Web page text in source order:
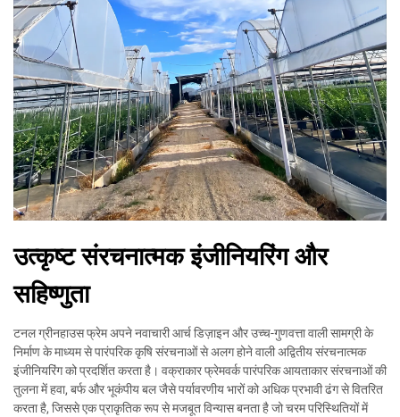
उत्कृष्ट संरचनात्मक इंजीनियरिंग और
सहिष्णुता
टनल ग्रीनहाउस फ्रेम अपने नवाचारी आर्च डिज़ाइन और उच्च-गुणवत्ता वाली सामग्री के
निर्माण के माध्यम से पारंपरिक कृषि संरचनाओं से अलग होने वाली अद्वितीय संरचनात्मक
इंजीनियरिंग को प्रदर्शित करता है। वक्राकार फ्रेमवर्क पारंपरिक आयताकार संरचनाओं की
तुलना में हवा, बर्फ और भूकंपीय बल जैसे पर्यावरणीय भारों को अधिक प्रभावी ढंग से वितरित
करता है, जिससे एक प्राकृतिक रूप से मजबूत विन्यास बनता है जो चरम परिस्थितियों में